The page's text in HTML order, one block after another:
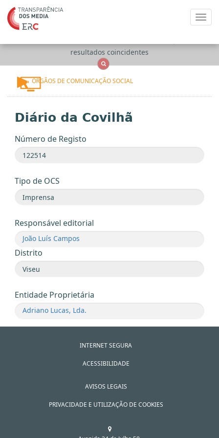
resultados coincidentes
ÓRGÃOS DE COMUNICAÇÃO SOCIAL
Diário da Covilhã
Número de Registo
Tipo de OCS
Responsável editorial
João Luís Campos
Distrito
Entidade Proprietária
Adriano Lucas, Lda.
INTERNET SEGURA
ACESSIBILIDADE
AVISOS LEGAIS
PRIVACIDADE E UTILIZAÇÃO DE COOKIES